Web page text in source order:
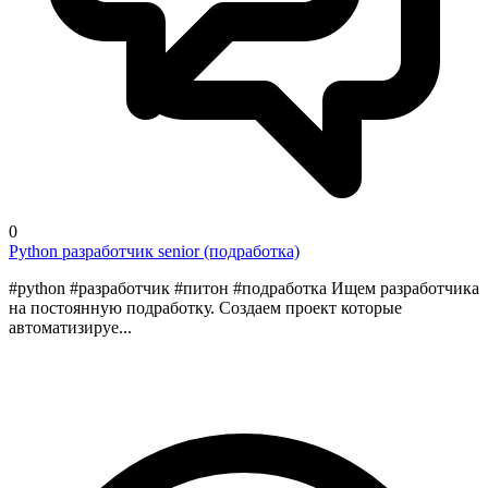
0
Python разработчик senior (подработка)
#python #разработчик #питон #подработка Ищем разработчика
на постоянную подработку. Создаем проект которые
автоматизируе...